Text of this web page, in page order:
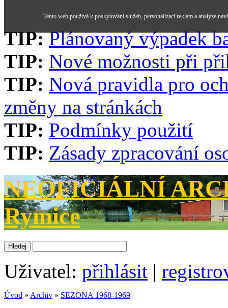
TIP: Plánovaný výpadek
TIP: Nové možnosti při
TIP: Nová pravidla pro
změny na stránkách
TIP: Podmínky použití
TIP: Zásady zpracování
NEOFICIÁLNÍ
Rymice
Uživatel: přihlásit |
Úvod » Archiv » SEZONA 1968-1969
Tento web používá k poskytování služeb, personalizaci reklam a analýze